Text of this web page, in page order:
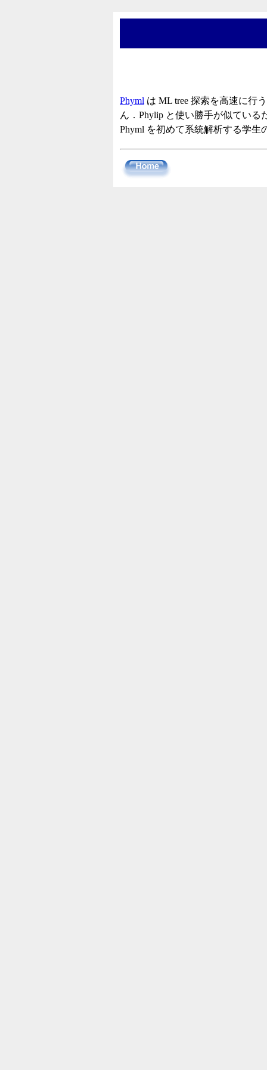
Phyml は ML tree 探索を高速に行
ん．Phylip と使い勝手が似ている
Phyml を初めて系統解析する学生